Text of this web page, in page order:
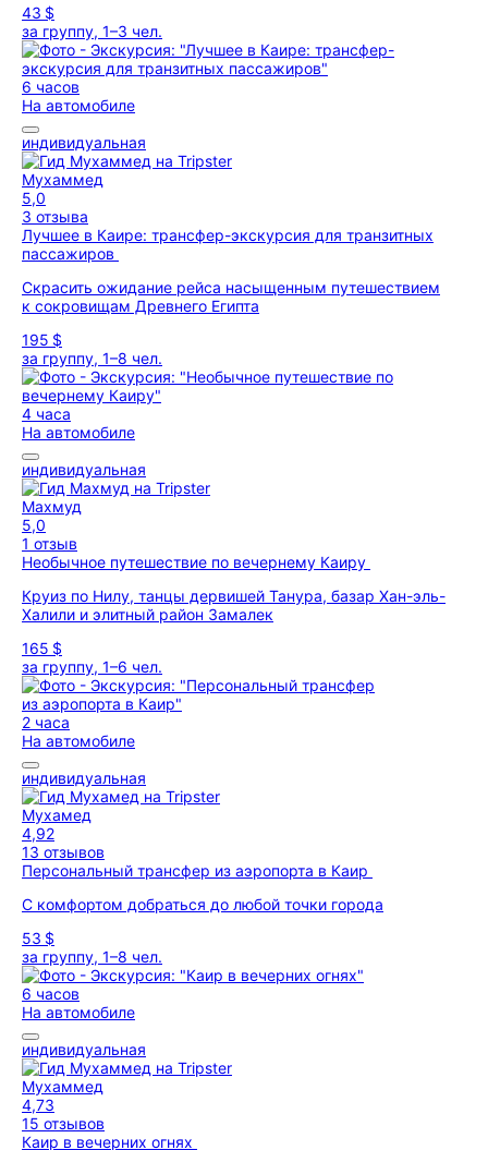
43 $
за группу, 1–3 чел.
6 часов
На автомобиле
индивидуальная
Мухаммед
5,0
3 отзыва
Лучшее в Каире: трансфер-экскурсия для транзитных
пассажиров
Скрасить ожидание рейса насыщенным путешествием
к сокровищам Древнего Египта
195 $
за группу, 1–8 чел.
4 часа
На автомобиле
индивидуальная
Махмуд
5,0
1 отзыв
Необычное путешествие по вечернему Каиру
Круиз по Нилу, танцы дервишей Танура, базар Хан-эль-
Халили и элитный район Замалек
165 $
за группу, 1–6 чел.
2 часа
На автомобиле
индивидуальная
Мухамед
4,92
13 отзывов
Персональный трансфер из аэропорта в Каир
С комфортом добраться до любой точки города
53 $
за группу, 1–8 чел.
6 часов
На автомобиле
индивидуальная
Мухаммед
4,73
15 отзывов
Каир в вечерних огнях